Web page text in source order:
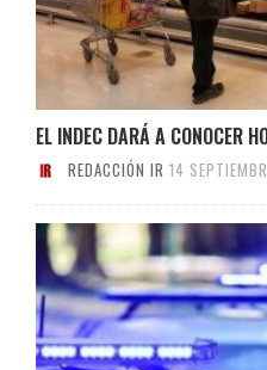
EL INDEC DARÁ A CONOCER
REDACCIÓN IR 14